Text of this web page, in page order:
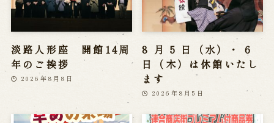
よくあるご質問
メールでお問い合わせ
お電話でお問い合わせ
予約
メールフォームから予約
お電話で予約
淡路人形座 開館14周
年のご挨拶
2026年8月8日
8 月 5 日（水）・ 6
日（木）は休館いたし
ます
2026年8月5日